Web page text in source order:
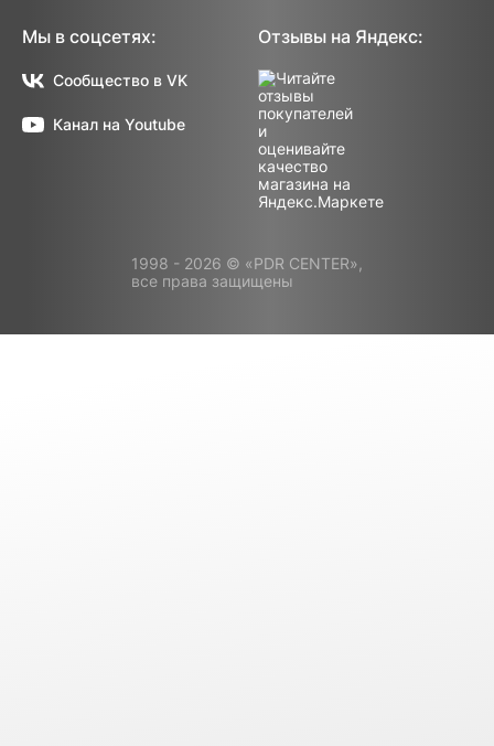
Мы в соцсетях:
Сообщество в VK
Канал на Youtube
Отзывы на Яндекс:
1998 - 2026 © «PDR CENTER»,
все права защищены